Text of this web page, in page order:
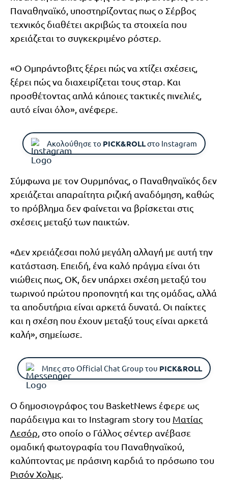
Παναθηναϊκό, υποστηρίζοντας πως ο Σέρβος
τεχνικός διαθέτει ακριβώς τα στοιχεία που
χρειάζεται το συγκεκριμένο ρόστερ.
«Ο Ομπράντοβιτς ξέρει πώς να χτίζει σχέσεις,
ξέρει πώς να διαχειρίζεται τους σταρ. Και
προσθέτοντας απλά κάποιες τακτικές πινελιές,
αυτό είναι όλο», ανέφερε.
Ακολούθησε το PICK&ROLLστο Instagram
Σύμφωνα με τον Ουρμπόνας, ο Παναθηναϊκός δεν
χρειάζεται απαραίτητα ριζική αναδόμηση, καθώς
το πρόβλημα δεν φαίνεται να βρίσκεται στις
σχέσεις μεταξύ των παικτών.
«Δεν χρειάζεσαι πολύ μεγάλη αλλαγή με αυτή την
κατάσταση. Επειδή, ένα καλό πράγμα είναι ότι
νιώθεις πως, ΟΚ, δεν υπάρχει σχέση μεταξύ του
τωρινού πρώτου προπονητή και της ομάδας, αλλά
τα αποδυτήρια είναι αρκετά δυνατά. Οι παίκτες
και η σχέση που έχουν μεταξύ τους είναι αρκετά
καλή», σημείωσε.
Μπες στο Official Chat Group του PICK&ROLL
Ο δημοσιογράφος του BasketNews έφερε ως
παράδειγμα και το Instagram story του Ματίας
Λεσόρ , στο οποίο ο Γάλλος σέντερ ανέβασε
ομαδική φωτογραφία του Παναθηναϊκού,
καλύπτοντας με πράσινη καρδιά το πρόσωπο του
Ρισόν Χολμς